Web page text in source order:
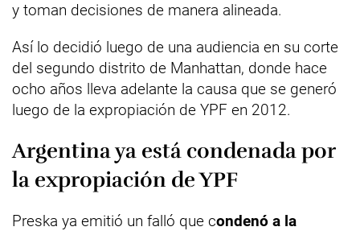
y toman decisiones de manera alineada.
Así lo decidió luego de una audiencia en su corte
del segundo distrito de Manhattan, donde hace
ocho años lleva adelante la causa que se generó
luego de la expropiación de YPF en 2012.
Argentina ya está condenada por
la expropiación de YPF
Preska ya emitió un falló que condenó a la